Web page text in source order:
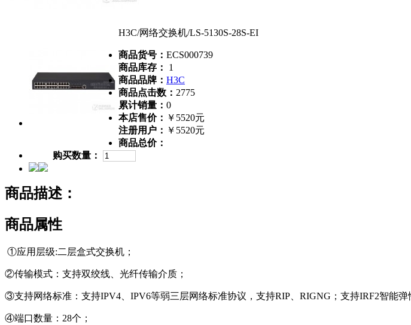
H3C/网络交换机/LS-5130S-28S-EI
商品货号： ECS000739
商品库存：
1
商品品牌： H3C
商品点击数： 2775
累计销量： 0
本店售价： ￥5520元
注册用户： ￥5520元
商品总价：
购买数量：
商品描述：
商品属性
①应用层级:二层盒式交换机；
②传输模式：支持双绞线、光纤传输介质；
③支持网络标准：支持IPV4、IPV6等弱三层网络标准协议，支持RIP、RIGNG；支持IRF2智能弹
④端口数量：28个；